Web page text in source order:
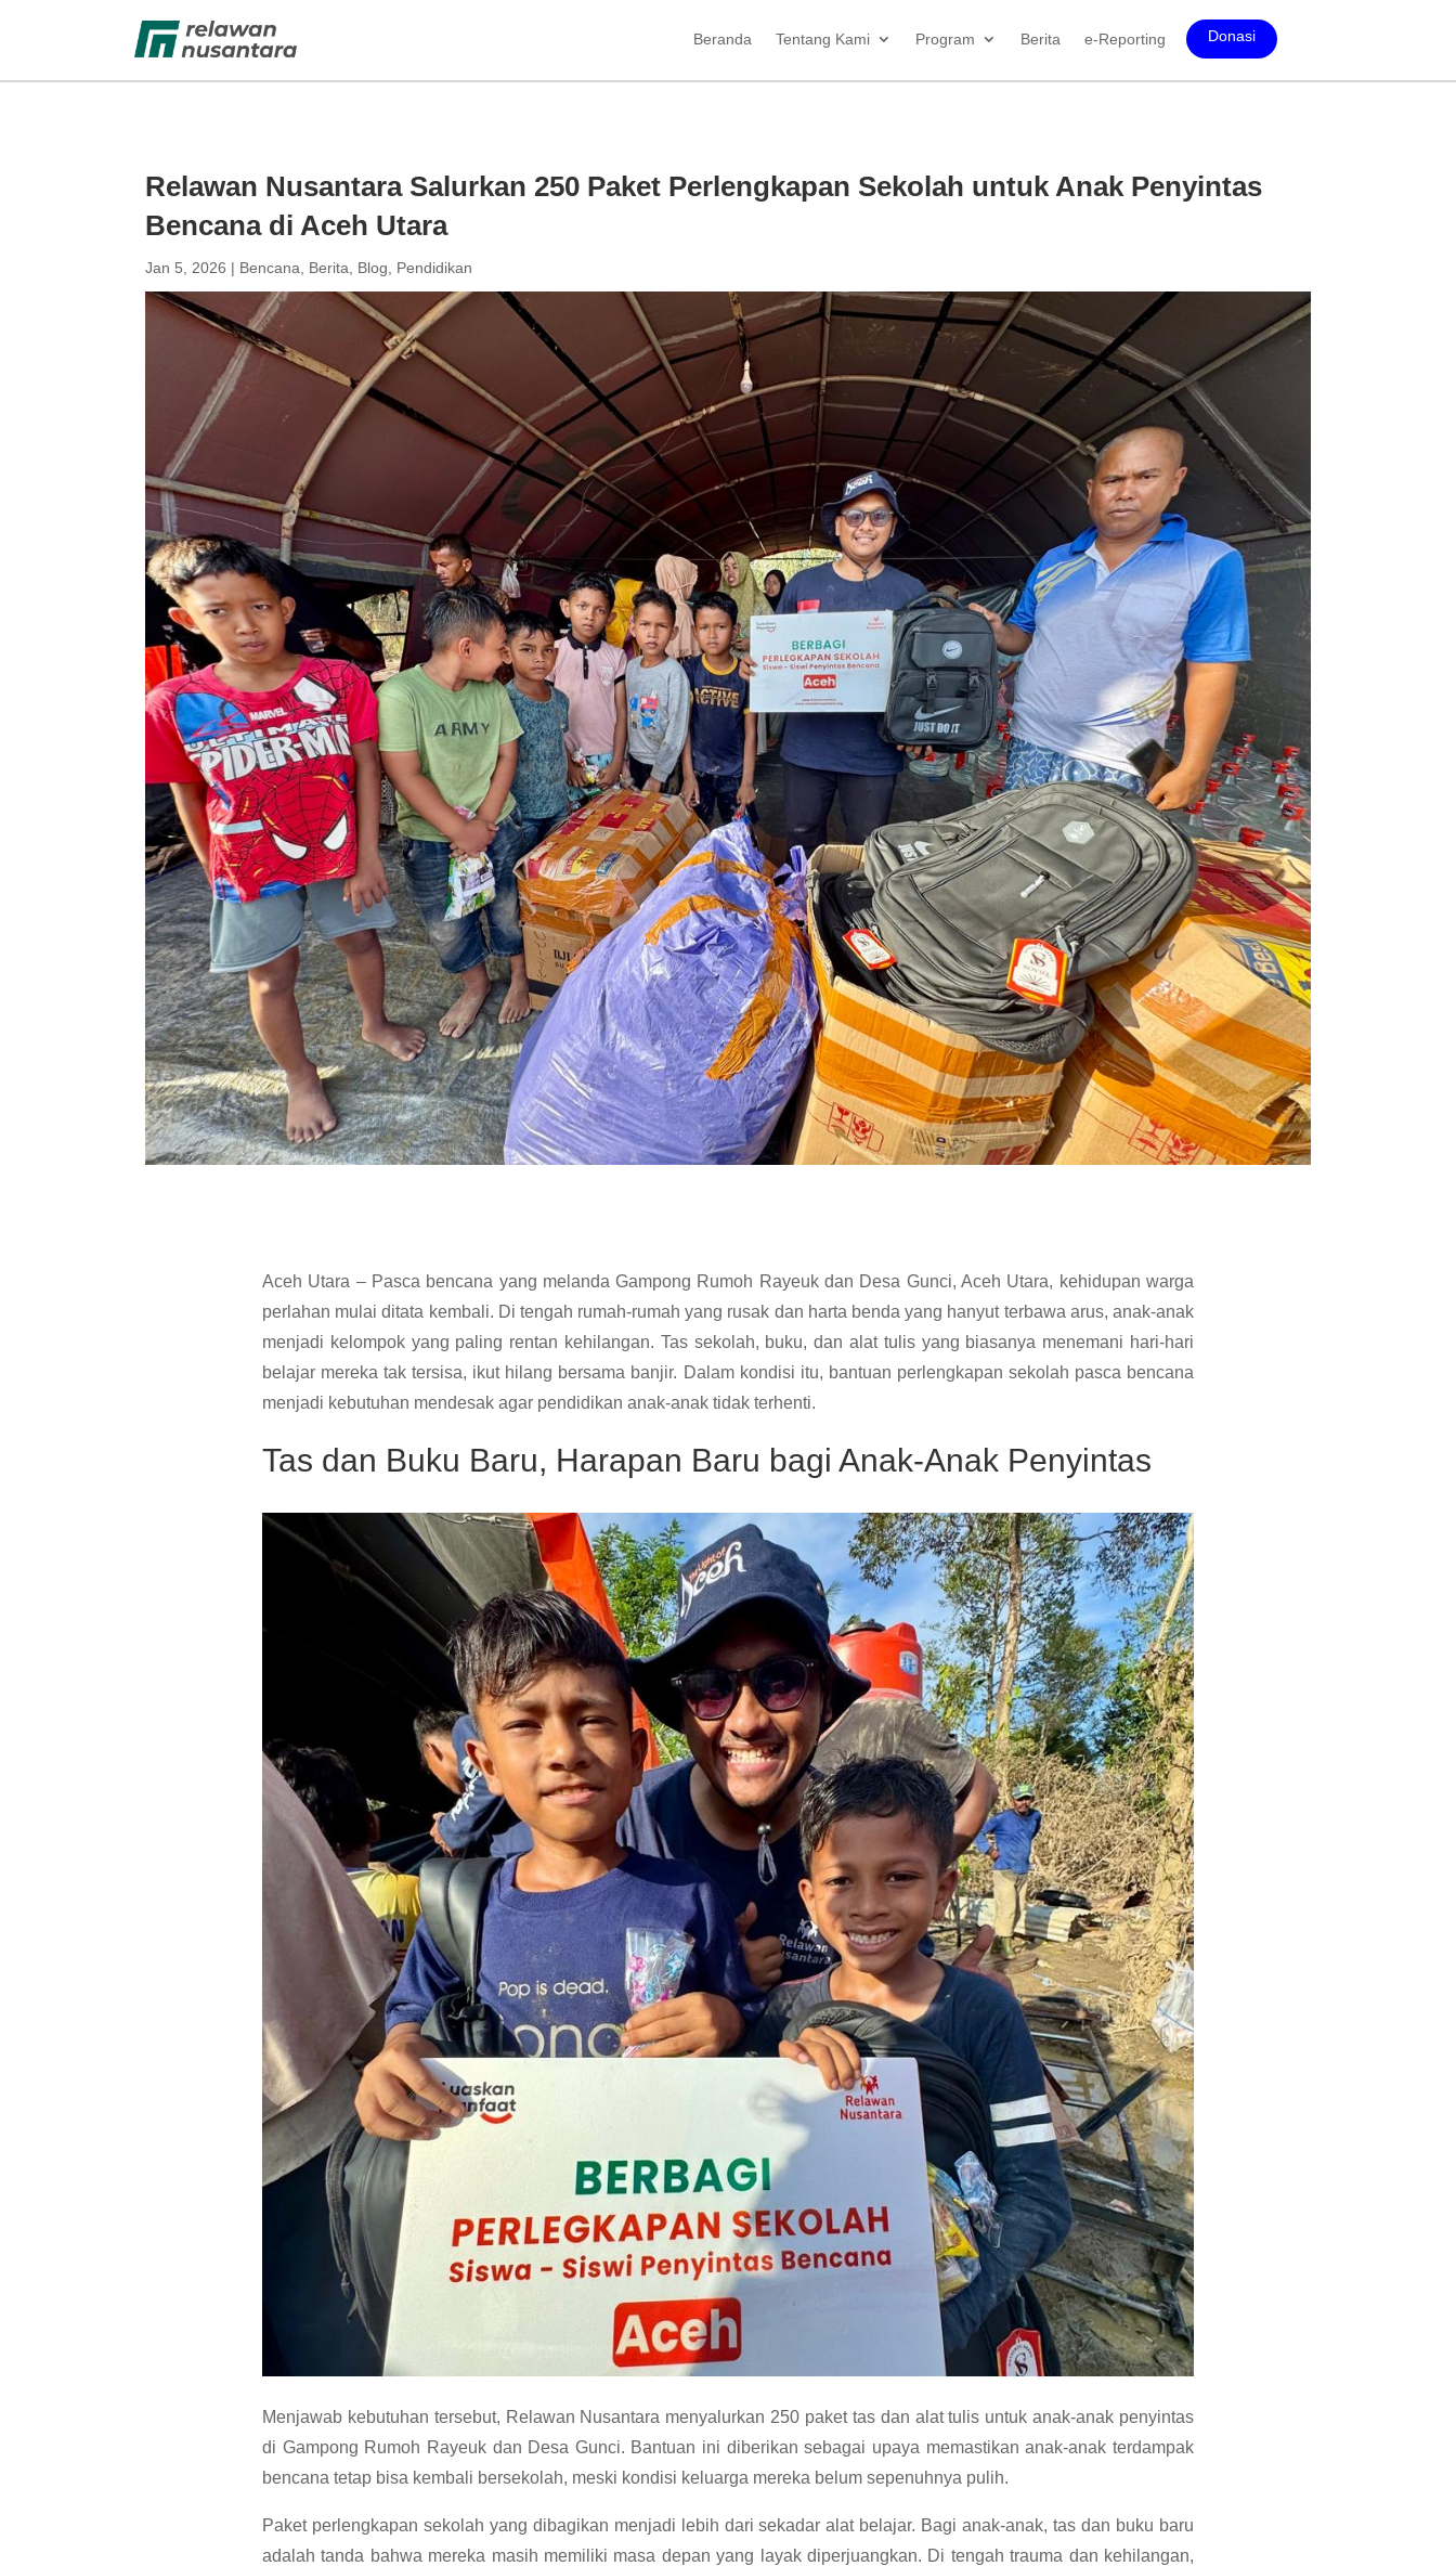
Beranda Tentang Kami Program Berita e-Reporting Donasi
Relawan Nusantara Salurkan 250 Paket Perlengkapan Sekolah untuk Anak Penyintas
Bencana di Aceh Utara
Jan 5, 2026 | Bencana Berita Blog Pendidikan
Aceh Utara – Pasca bencana yang melanda Gampong Rumoh Rayeuk dan Desa Gunci, Aceh Utara, kehidupan warga
perlahan mulai ditata kembali. Di tengah rumah-rumah yang rusak dan harta benda yang hanyut terbawa arus, anak-anak
menjadi kelompok yang paling rentan kehilangan. Tas sekolah, buku, dan alat tulis yang biasanya menemani hari-hari
belajar mereka tak tersisa, ikut hilang bersama banjir. Dalam kondisi itu, bantuan perlengkapan sekolah pasca bencana
menjadi kebutuhan mendesak agar pendidikan anak-anak tidak terhenti.
Tas dan Buku Baru, Harapan Baru bagi Anak-Anak Penyintas
Menjawab kebutuhan tersebut, Relawan Nusantara menyalurkan 250 paket tas dan alat tulis untuk anak-anak penyintas
di Gampong Rumoh Rayeuk dan Desa Gunci. Bantuan ini diberikan sebagai upaya memastikan anak-anak terdampak
bencana tetap bisa kembali bersekolah, meski kondisi keluarga mereka belum sepenuhnya pulih.
Paket perlengkapan sekolah yang dibagikan menjadi lebih dari sekadar alat belajar. Bagi anak-anak, tas dan buku baru
adalah tanda bahwa mereka masih memiliki masa depan yang layak diperjuangkan. Di tengah trauma dan kehilangan,